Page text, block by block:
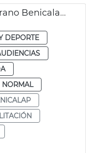
Rehabilitación piscina verano Benicalap València
DEPORTE
NORMAL